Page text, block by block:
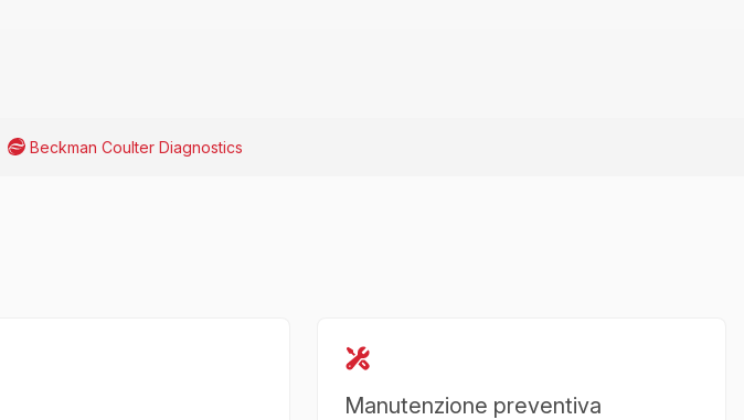
Beckman Coulter Diagnostics
Manutenzione preventiva